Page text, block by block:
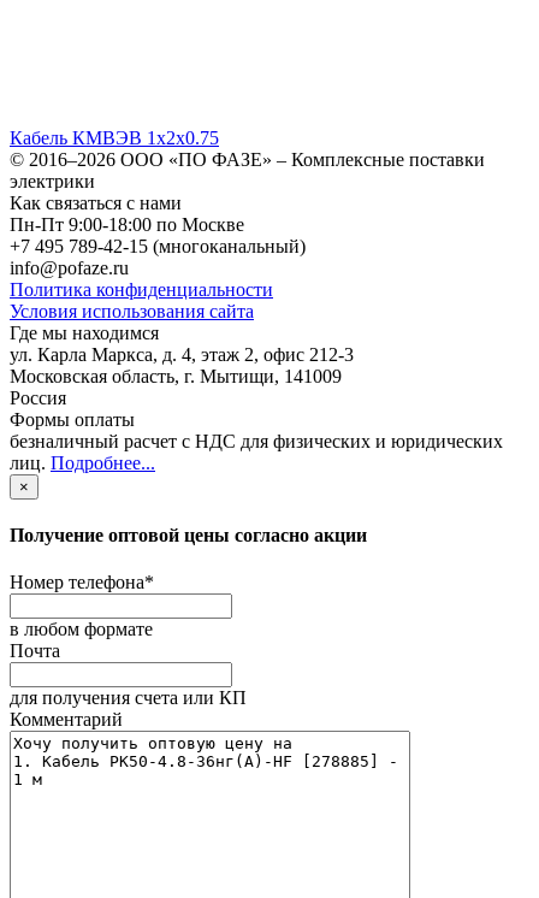
Кабель КМВЭВ 1х2х0.75
© 2016–2026 ООО «ПО ФАЗЕ» – Комплексные поставки
электрики
Как связаться с нами
Пн-Пт 9:00-18:00 по Москве
+7 495 789-42-15 (многоканальный)
info@pofaze.ru
Политика конфиденциальности
Условия использования сайта
Где мы находимся
ул. Карла Маркса, д. 4, этаж 2, офис 212-3
Московская область, г. Мытищи, 141009
Россия
Формы оплаты
безналичный расчет с НДС для физических и юридических
лиц. Подробнее...
×
Получение оптовой цены согласно акции
Номер телефона*
в любом формате
Почта
для получения счета или КП
Комментарий